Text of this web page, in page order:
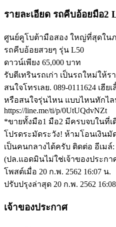
รายละเอียด รถคีบอ้อยมือ2
ศูนย์คูโบต้ามือสอง ใหญ่ที่สุดใน
รถคีบอ้อยสวยๆ รุ่น L50
ดาวน์เพียง 65,000 บาท
รับตีเทรินรถเก่า เป็นรถใหม่ให้ร
สนใจโทรเลย. 089-0111624 เฮียเ
หรือสนใจรุ่นไหน แบบไหนทักไ
https://line.me/ti/p/0UtUQdvNZt
*ขายทั้งมือ1 มือ2 มีครบจบในที่เ
โปรดระมัดระวัง! ห้ามโอนเงิน
เป็นคนกลางได้ครับ ติดต่อ อีเมล์:
(ปล.แอดมินไม่ใช่เจ้าของประกา
โพสต์เมื่อ 20 ก.พ. 2562 16:07 น.
ปรับปรุงล่าสุด 20 ก.พ. 2562
เจ้าของประกาศ